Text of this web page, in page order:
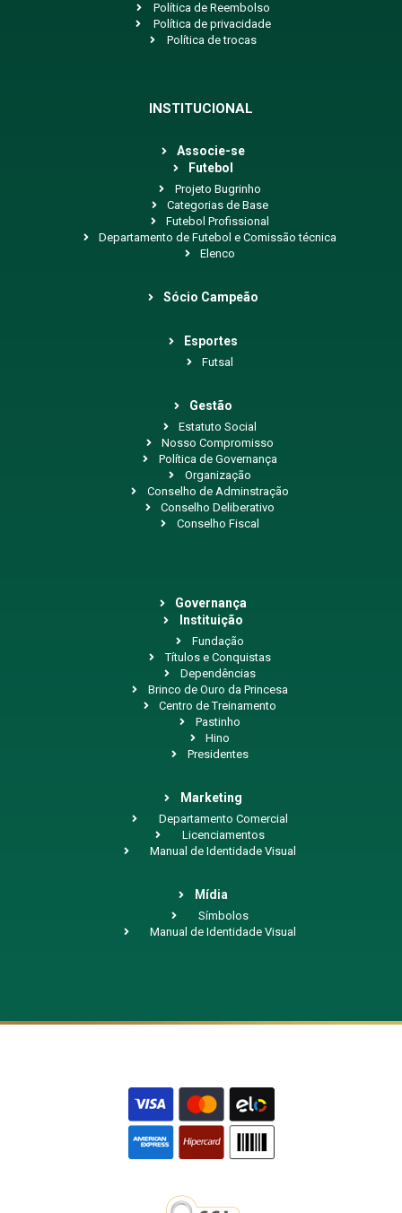
Política de Reembolso
Política de privacidade
Política de trocas
INSTITUCIONAL
Associe-se
Futebol
Projeto Bugrinho
Categorias de Base
Futebol Profissional
Departamento de Futebol e Comissão técnica
Elenco
Sócio Campeão
Esportes
Futsal
Gestão
Estatuto Social
Nosso Compromisso
Política de Governança
Organização
Conselho de Adminstração
Conselho Deliberativo
Conselho Fiscal
Governança
Instituição
Fundação
Títulos e Conquistas
Dependências
Brinco de Ouro da Princesa
Centro de Treinamento
Pastinho
Hino
Presidentes
Marketing
Departamento Comercial
Licenciamentos
Manual de Identidade Visual
Mídia
Símbolos
Manual de Identidade Visual